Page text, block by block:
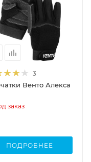
3
Венто Алекса
заказ
ПОДРОБНЕЕ